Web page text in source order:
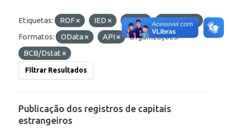
Etiquetas: ROF IED RDE
Portfólio
Formatos:
OData API
Organizações:
BCB/Dstat
Filtrar Resultados
Publicação dos registros de capitais
estrangeiros